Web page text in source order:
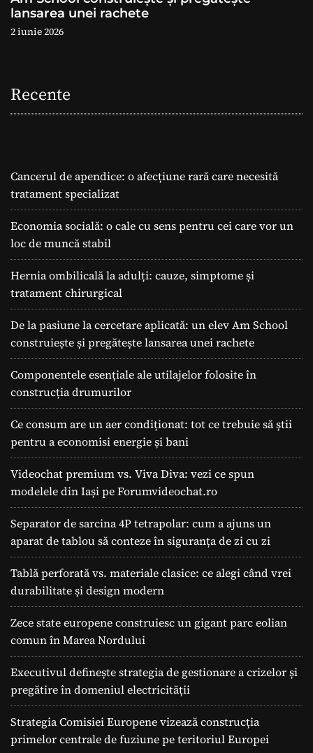
lansarea unei rachete
2 iunie 2026
Recente
Cancerul de apendice: o afecțiune rară care necesită
tratament specializat
Economia socială: o cale cu sens pentru cei care vor un
loc de muncă stabil
Hernia ombilicală la adulți: cauze, simptome și
tratament chirurgical
De la pasiune la cercetare aplicată: un elev Am School
construiește și pregătește lansarea unei rachete
Componentele esențiale ale utilajelor folosite în
construcția drumurilor
Ce consum are un aer condiționat: tot ce trebuie să știi
pentru a economisi energie și bani
Videochat premium vs. Viva Diva: vezi ce spun
modelele din Iași pe Forumvideochat.ro
Separator de sarcina 4P tetrapolar: cum a ajuns un
aparat de tablou să conteze în siguranța de zi cu zi
Tablă perforată vs. materiale clasice: ce alegi când vrei
durabilitate și design modern
Zece state europene construiesc un gigant parc eolian
comun în Marea Nordului
Executivul definește strategia de gestionare a crizelor și
pregătire în domeniul electricității
Strategia Comisiei Europene vizează construcția
primelor centrale de fuziune pe teritoriul Europei